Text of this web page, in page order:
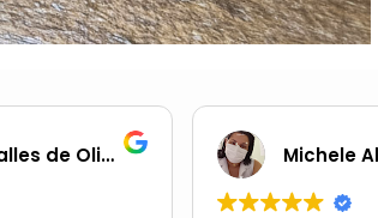
Bruno Salles de Oliveira Michele